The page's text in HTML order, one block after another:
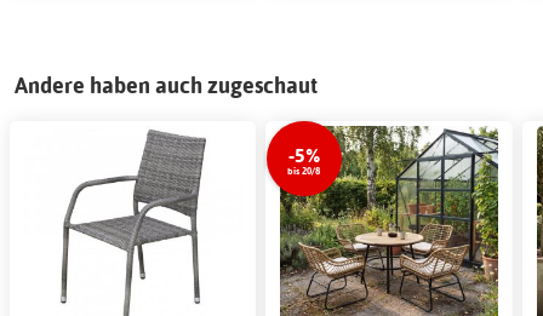
Andere haben auch zugeschaut
-5%
bis 20/8